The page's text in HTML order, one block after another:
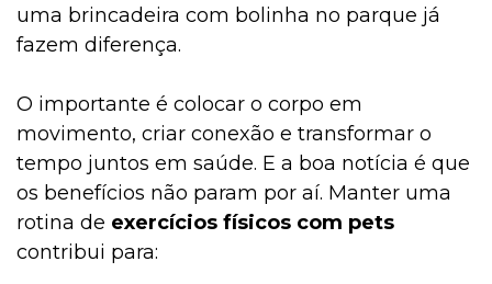
uma brincadeira com bolinha no parque já
fazem diferença.
O importante é colocar o corpo em
movimento, criar conexão e transformar o
tempo juntos em saúde. E a boa notícia é que
os benefícios não param por aí. Manter uma
rotina de exercícios físicos com pets
contribui para: